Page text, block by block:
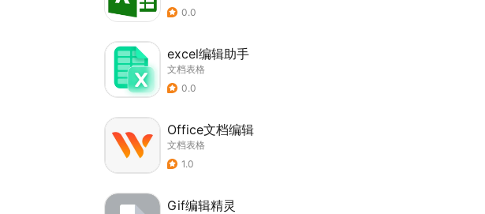
0.0
excel编辑助手
文档表格
0.0
Office文档编辑
文档表格
1.0
Gif编辑精灵